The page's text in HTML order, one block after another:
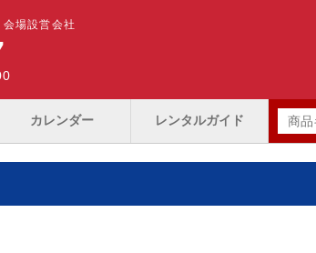
場設営会社
カレンダー レンタルガイド